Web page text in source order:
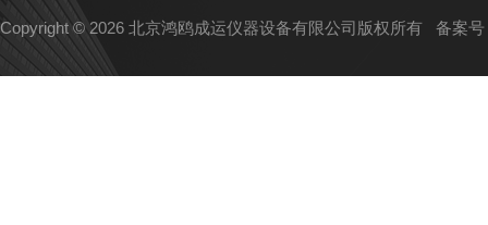
Copyright © 2026 北京鸿鸥成运仪器设备有限公司版权所有 备案号